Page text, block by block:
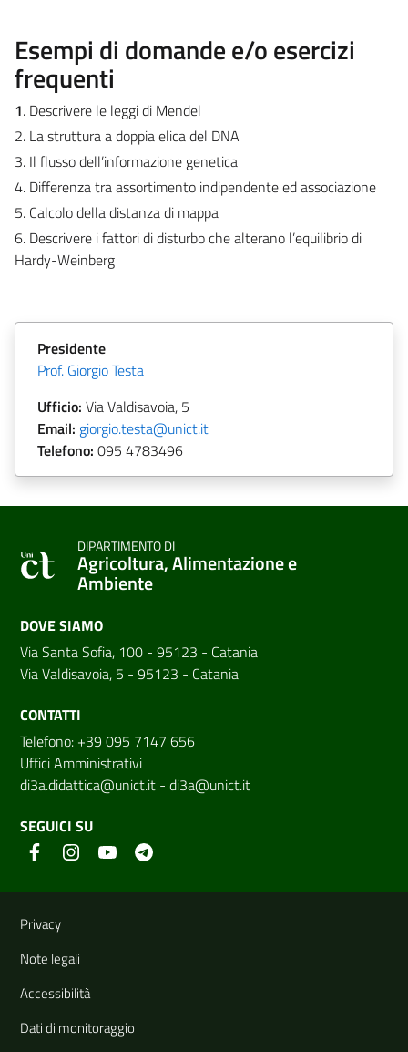
Esempi di domande e/o esercizi
frequenti
1. Descrivere le leggi di Mendel
2. La struttura a doppia elica del DNA
3. Il flusso dell’informazione genetica
4. Differenza tra assortimento indipendente ed associazione
5. Calcolo della distanza di mappa
6. Descrivere i fattori di disturbo che alterano l’equilibrio di
Hardy-Weinberg
Presidente
Prof. Giorgio Testa
Ufficio: Via Valdisavoia, 5
Email: giorgio.testa@unict.it
Telefono: 095 4783496
DIPARTIMENTO DI
Agricoltura, Alimentazione e
Ambiente
DOVE SIAMO
Via Santa Sofia, 100 - 95123 - Catania
Via Valdisavoia, 5 - 95123 - Catania
CONTATTI
Telefono: +39 095 7147 656
Uffici Amministrativi
di3a.didattica@unict.it - di3a@unict.it
SEGUICI SU
Link e informazioni utili
Privacy
Note legali
Accessibilità
Dati di monitoraggio